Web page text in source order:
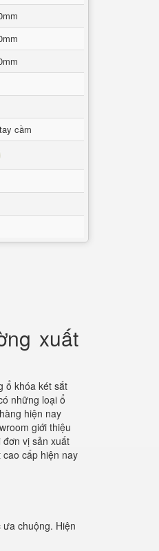
cầm
xuất
ổ khóa két sắt
những loại ổ
hiện nay
giới thiệu
vị sản xuất
cấp hiện nay
chuộng. Hiện